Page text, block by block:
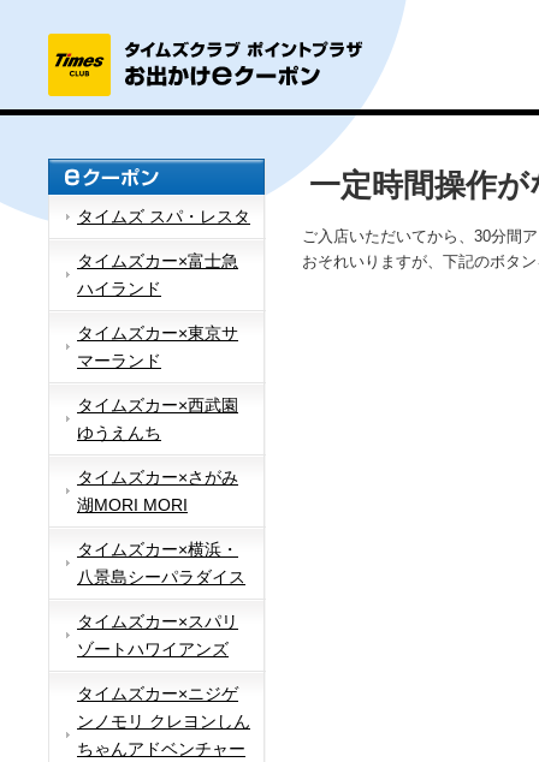
タイムズ スパ・レスタ
タイムズカー×富士急
ハイランド
タイムズカー×東京サ
マーランド
タイムズカー×西武園
ゆうえんち
タイムズカー×さがみ
湖MORI MORI
タイムズカー×横浜・
八景島シーパラダイス
タイムズカー×スパリ
ゾートハワイアンズ
タイムズカー×ニジゲ
ンノモリ クレヨンしん
ちゃんアドベンチャー
一定時間操作
ご入店いただいてから、30分間
おそれいりますが、下記のボタ